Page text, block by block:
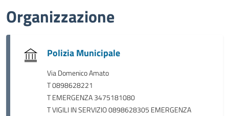
Organizzazione
Polizia Municipale
Via Domenico Amato
T 0898628221
T EMERGENZA 3475181080
T VIGILI IN SERVIZIO 0898628305 EMERGENZA